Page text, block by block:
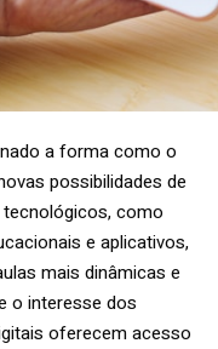
a forma como o
possibilidades de
como
e aplicativos,
mais dinâmicas e
o interesse dos
oferecem acesso